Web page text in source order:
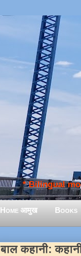
* Bilingual
Home आमुख Books
बाल कहानी: